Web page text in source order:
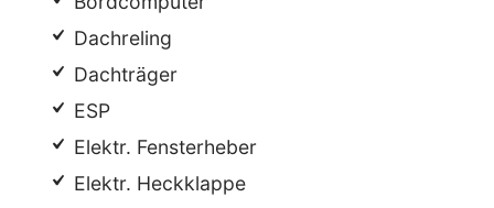
Dachreling
Dachträger
ESP
Elektr. Fensterheber
Elektr. Heckklappe